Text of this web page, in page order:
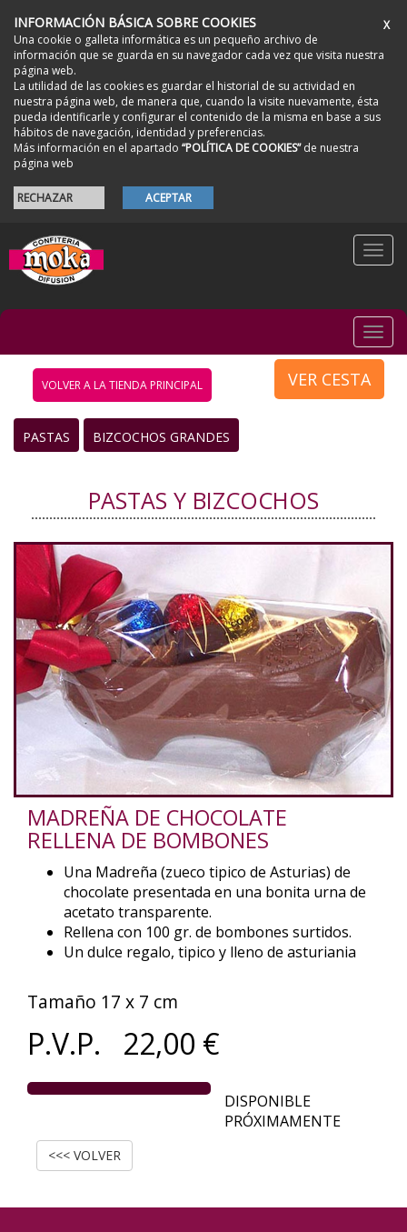
X
INFORMACIÓN BÁSICA SOBRE COOKIES
Una cookie o galleta informática es un pequeño archivo de
información que se guarda en su navegador cada vez que visita nuestra
página web.
La utilidad de las cookies es guardar el historial de su actividad en
nuestra página web, de manera que, cuando la visite nuevamente, ésta
pueda identificarle y configurar el contenido de la misma en base a sus
hábitos de navegación, identidad y preferencias.
Más información en el apartado “POLÍTICA DE COOKIES”de nuestra
página web
RECHAZAR ACEPTAR
VER CESTA
VOLVER A LA TIENDA PRINCIPAL
PASTAS BIZCOCHOS GRANDES
PASTAS Y BIZCOCHOS
MADREÑA DE CHOCOLATE
RELLENA DE BOMBONES
Una Madreña (zueco tipico de Asturias) de
chocolate presentada en una bonita urna de
acetato transparente.
Rellena con 100 gr. de bombones surtidos.
Un dulce regalo, tipico y lleno de asturiania
Tamaño 17 x 7 cm
P.V.P. 22,00 €
DISPONIBLE
PRÓXIMAMENTE
<<< VOLVER